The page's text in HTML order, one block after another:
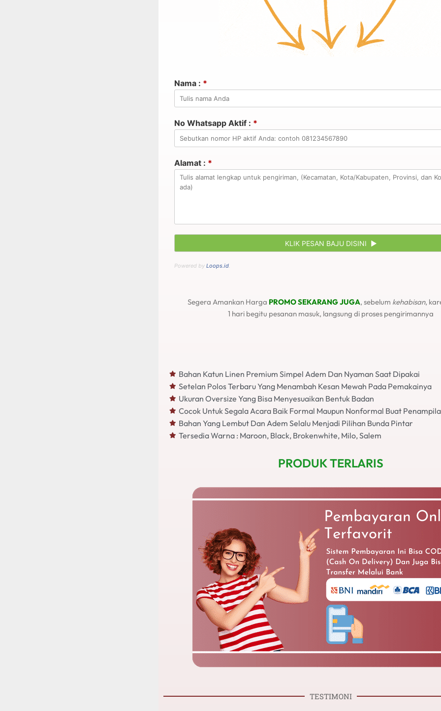
Nama : *
No Whatsapp Aktif : *
Alamat : *
Powered by Loops.id.
Segera Amankan Harga PROMO SEKARANG JUGA, sebelum kehabisan,
1 hari begitu pesanan masuk, langsung di proses pengirimannya
Bahan Katun Linen Premium Simpel Adem Dan Nyaman Saat Dipakai
Setelan Polos Terbaru Yang Menambah Kesan Mewah Pada Pemakainya
Ukuran Oversize Yang Bisa Menyesuaikan Bentuk Badan
Cocok Untuk Segala Acara Baik Formal Maupun Nonformal Buat
Bahan Yang Lembut Dan Adem Selalu Menjadi Pilihan Bunda Pintar
Tersedia Warna : Maroon, Black, Brokenwhite, Milo, Salem
PRODUK TERLARIS
TESTIMONI